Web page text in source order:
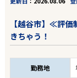
【越谷市】≪評
きちゃう！
勤務地